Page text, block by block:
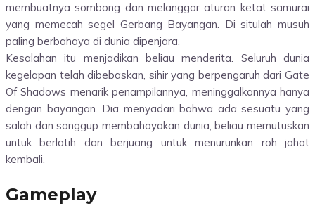
membuatnya sombong dan melanggar aturan ketat samurai
yang memecah segel Gerbang Bayangan. Di situlah musuh
paling berbahaya di dunia dipenjara.
Kesalahan itu menjadikan beliau menderita. Seluruh dunia
kegelapan telah dibebaskan, sihir yang berpengaruh dari Gate
Of Shadows menarik penampilannya, meninggalkannya hanya
dengan bayangan. Dia menyadari bahwa ada sesuatu yang
salah dan sanggup membahayakan dunia, beliau memutuskan
untuk berlatih dan berjuang untuk menurunkan roh jahat
kembali.
Gameplay